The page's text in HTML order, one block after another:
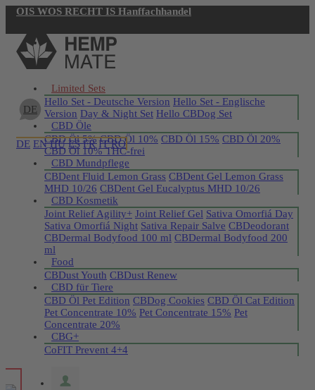
OIS WOS RECHT IS Hanffachhandel
Jetzt registrieren
DE
DE EN HU ES FR IT RO
Limited Sets
Hello Set - Deutsche Version Hello Set - Englische
Version Day & Night Set Hello CBDog Set
CBD Öle
CBD Öl 5% CBD Öl 10% CBD Öl 15% CBD Öl 20%
CBD Öl 10% THC-frei
CBD Mundpflege
CBDent Fluid Lemon Grass CBDent Gel Lemon Grass
MHD 10/26 CBDent Gel Eucalyptus MHD 10/26
CBD Kosmetik
Joint Relief Agility+ Joint Relief Gel Sativa Omorfiá Day
Sativa Omorfiá Night Sativa Repair Salve CBDeodorant
CBDermal Bodyfood 100 ml CBDermal Bodyfood 200
ml
Food
CBDust Youth CBDust Renew
CBD für Tiere
CBD Öl Pet Edition CBDog Cookies CBD Öl Cat Edition
Pet Concentrate 10% Pet Concentrate 15% Pet
Concentrate 20%
CBG+
CoFIT Prevent 4+4